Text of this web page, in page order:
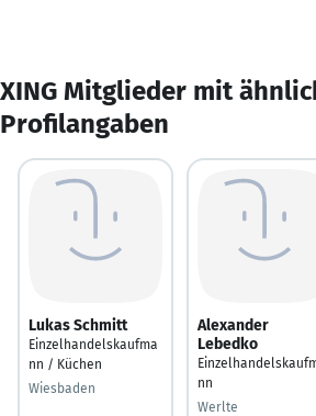
XING Mitglieder mit
Profilangaben
Lukas Schmitt
Einzelhandelskaufma
nn / Küchen
Wiesbaden
Alexander
Lebedko
nn
Werlte